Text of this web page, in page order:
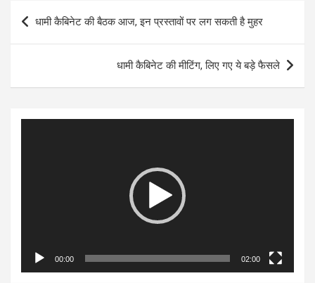
Post
navigation
धामी कैबिनेट की बैठक आज, इन प्रस्तावों पर लग सकती है मुहर
धामी कैबिनेट की मीटिंग, लिए गए ये बड़े फैसले
00:00 02:00